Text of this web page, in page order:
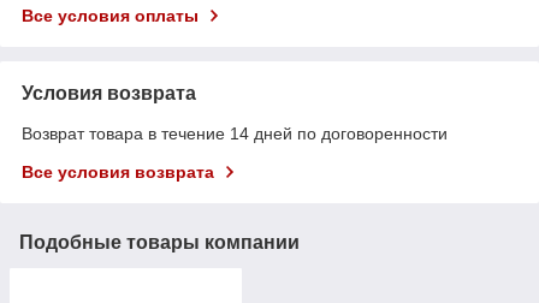
Все условия оплаты
Условия возврата
Возврат товара в течение 14 дней по договоренности
Все условия возврата
Подобные товары компании